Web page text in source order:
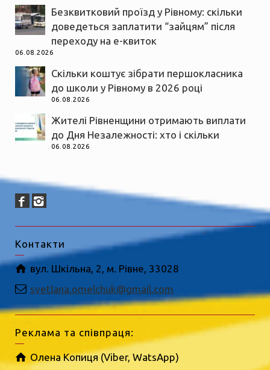
Безквитковий проїзд у Рівному: скільки
доведеться заплатити “зайцям” після
переходу на е-квиток
06.08.2026
Скільки коштує зібрати першокласника
до школи у Рівному в 2026 році
06.08.2026
Жителі Рівненщини отримають виплати
до Дня Незалежності: хто і скільки
06.08.2026
Контакти
вул. Шкільна, 2, м. Рівне, 33028
svetlana.omelchuk@gmail.com
Реклама та співпраця:
Олена Копиця (Viber, WatsApp)